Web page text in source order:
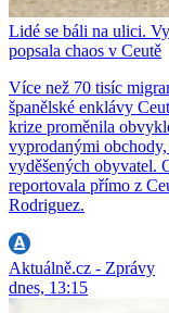
Lidé se báli na ulici.
popsala chaos v Ceutě
Více než 70 tisíc
španělské enklávy
krize proměnila
vyprodanými
vyděšených obyvatel.
reportovala přímo z
Rodriguez.
Aktuálně.cz - Zprávy
dnes, 13:15